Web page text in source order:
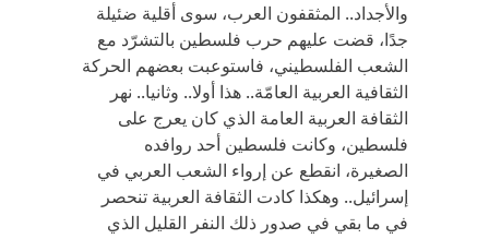
والأجداد.. المثقفون العرب، سوى أقلية ضئيلة
جدًا، قضت عليهم حرب فلسطين بالتشرّد مع
الشعب الفلسطيني، فاستوعبت بعضهم الحركة
الثقافية العربية العامّة.. هذا أولا.. وثانيا.. نهر
الثقافة العربية العامة الذي كان يعرج على
فلسطين، وكانت فلسطين أحد روافده
الصغيرة، انقطع عن إرواء الشعب العربي في
إسرائيل.. وهكذا كادت الثقافة العربية تنحصر
في ما بقي في صدور ذلك النفر القليل الذي